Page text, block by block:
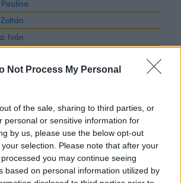
Not Process My Personal
of the sale, sharing to third parties, or
personal or sensitive information for
by us, please use the below opt-out
selection. Please note that after your
you may continue seeing
based on personal information utilized by
Paulina
Zoltán
Iván
János ésPál
Irén
Levente
PálésPéter
Pál